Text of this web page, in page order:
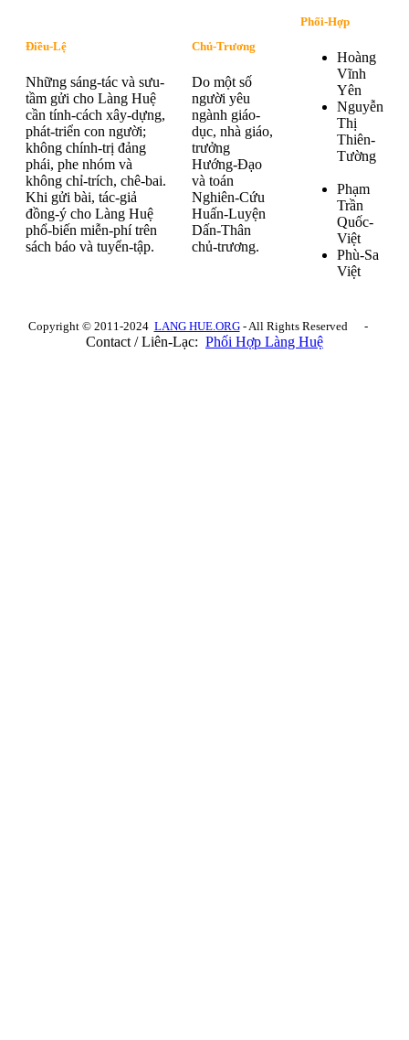
Điều-Lệ
Những sáng-tác và sưu-
tầm gửi cho Làng Huệ
cần tính-cách xây-dựng,
phát-triển con người;
không chính-trị đảng
phái, phe nhóm và
không chỉ-trích, chê-bai.
Khi gửi bài, tác-giả
đồng-ý cho Làng Huệ
phổ-biến miễn-phí trên
sách báo và tuyển-tập.
Chủ-Trương
Do một số
người yêu
ngành giáo-
dục, nhà giáo,
trưởng
Hướng-Đạo
và toán
Nghiên-Cứu
Huấn-Luyện
Dấn-Thân
chủ-trương.
Phối-Hợp
Hoàng
Vĩnh
Yên
Nguyễn
Thị
Thiên-
Tường
Phạm
Trần
Quốc-
Việt
Phù-Sa
Việt
Copyright © 2011-2024 LANG HUE.ORG- All Rights Reserved -
Contact / Liên-Lạc: Phối Hợp Làng Huệ